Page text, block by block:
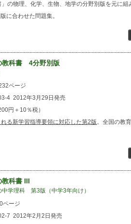
」の物理、化学、生物、地学の分野別版を元に
に合わせた問題集。
教科書 4分野別版
ページ
4 2012年3月29日発売
円＋10％税）
る新学習指導要領に対応した第2版。全国の教
教科書 III
中学理科 第3版（中学3年向け）
ページ
7 2012年2月2日発売